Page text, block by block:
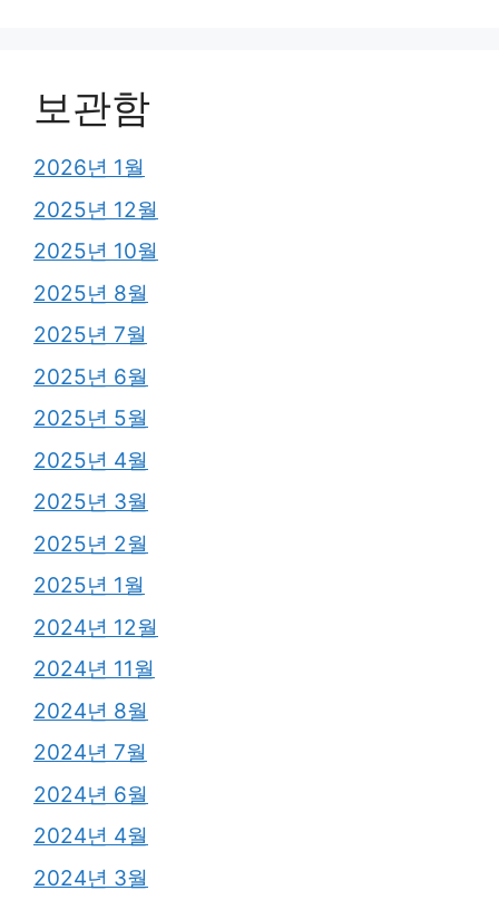
보관함
2026년 1월
2025년 12월
2025년 10월
2025년 8월
2025년 7월
2025년 6월
2025년 5월
2025년 4월
2025년 3월
2025년 2월
2025년 1월
2024년 12월
2024년 11월
2024년 8월
2024년 7월
2024년 6월
2024년 4월
2024년 3월